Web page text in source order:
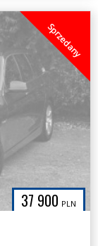
37 900 PLN
Sprzedany